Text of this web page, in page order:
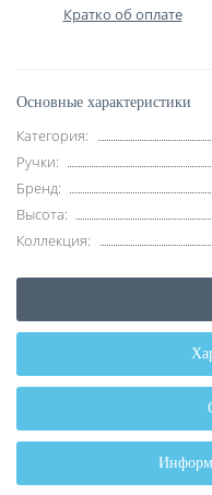
Кратко об оплате
Основные характеристики
Категория:
Ручки:
Бренд:
Высота:
Коллекция: